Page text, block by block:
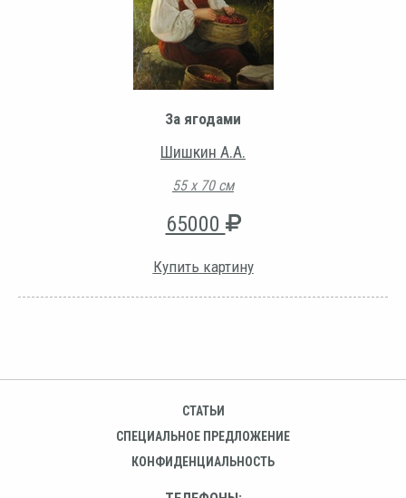
За ягодами
Шишкин А.А.
55 х 70 см
65000
Купить картину
СТАТЬИ
СПЕЦИАЛЬНОЕ ПРЕДЛОЖЕНИЕ
КОНФИДЕНЦИАЛЬНОСТЬ